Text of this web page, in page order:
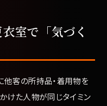
室で「気づく
客の所持品・着用物を
けた人物が同じタイミン